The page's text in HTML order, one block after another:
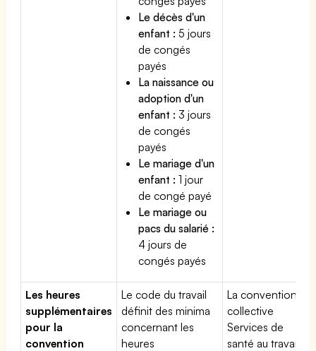
Le décès d'un
enfant : 5 jours
de congés
payés
La naissance ou
adoption d'un
enfant : 3 jours
de congés
payés
Le mariage d'un
enfant : 1 jour
de congé payé
Le mariage ou
pacs du salarié :
4 jours de
congés payés
Les heures
supplémentaires
pour la
convention
Le code du travail
définit des minima
concernant les
heures
La convention
collective
Services de
santé au travail